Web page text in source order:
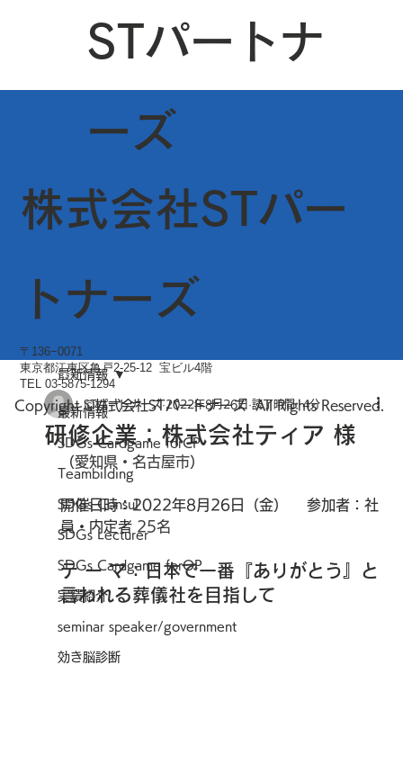
STパートナ
ーズ
最新情報
SDGs Cardgame forCP
Teambilding
SDGs Consul
SDGs Lecturer
SDGs Cardgame forOP
実績紹介
seminar speaker/government
効き脳診断
最新情報
研修企業：株式会社ティア 様
STパートナーズ 2022年8月26日 読了時間: 4分
（愛知県・名古屋市）
開催日時：2022年8月26日（金）　 参加者：社
員・内定者 25名
​テ ー マ：日本で一番『ありがとう』と
言われる葬儀社を目指して
株式会社STパー
トナーズ
Copyright ©株式会社STパートナーズ All Rights Reserved.
〒136−0071
東京都江東区亀戸2-25-12 宝ビル4階
TEL 03-5875-1294